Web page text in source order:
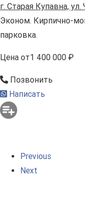
г. Старая Купавна, ул.
Эконом. Кирпично-
парковка.
Цена от1 400 000 ₽
Позвонить
Написать
Previous
Next